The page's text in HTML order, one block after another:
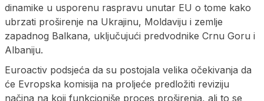
dinamike u usporenu raspravu unutar EU o tome kako
ubrzati proširenje na Ukrajinu, Moldaviju i zemlje
zapadnog Balkana, uključujući predvodnike Crnu Goru i
Albaniju.
Euroactiv podsjeća da su postojala velika očekivanja da
će Evropska komisija na proljeće predložiti reviziju
načina na koji funkcioniše proces proširenja, ali to se